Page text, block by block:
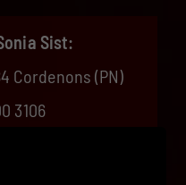
Sist:
Cordenons (PN)
3106